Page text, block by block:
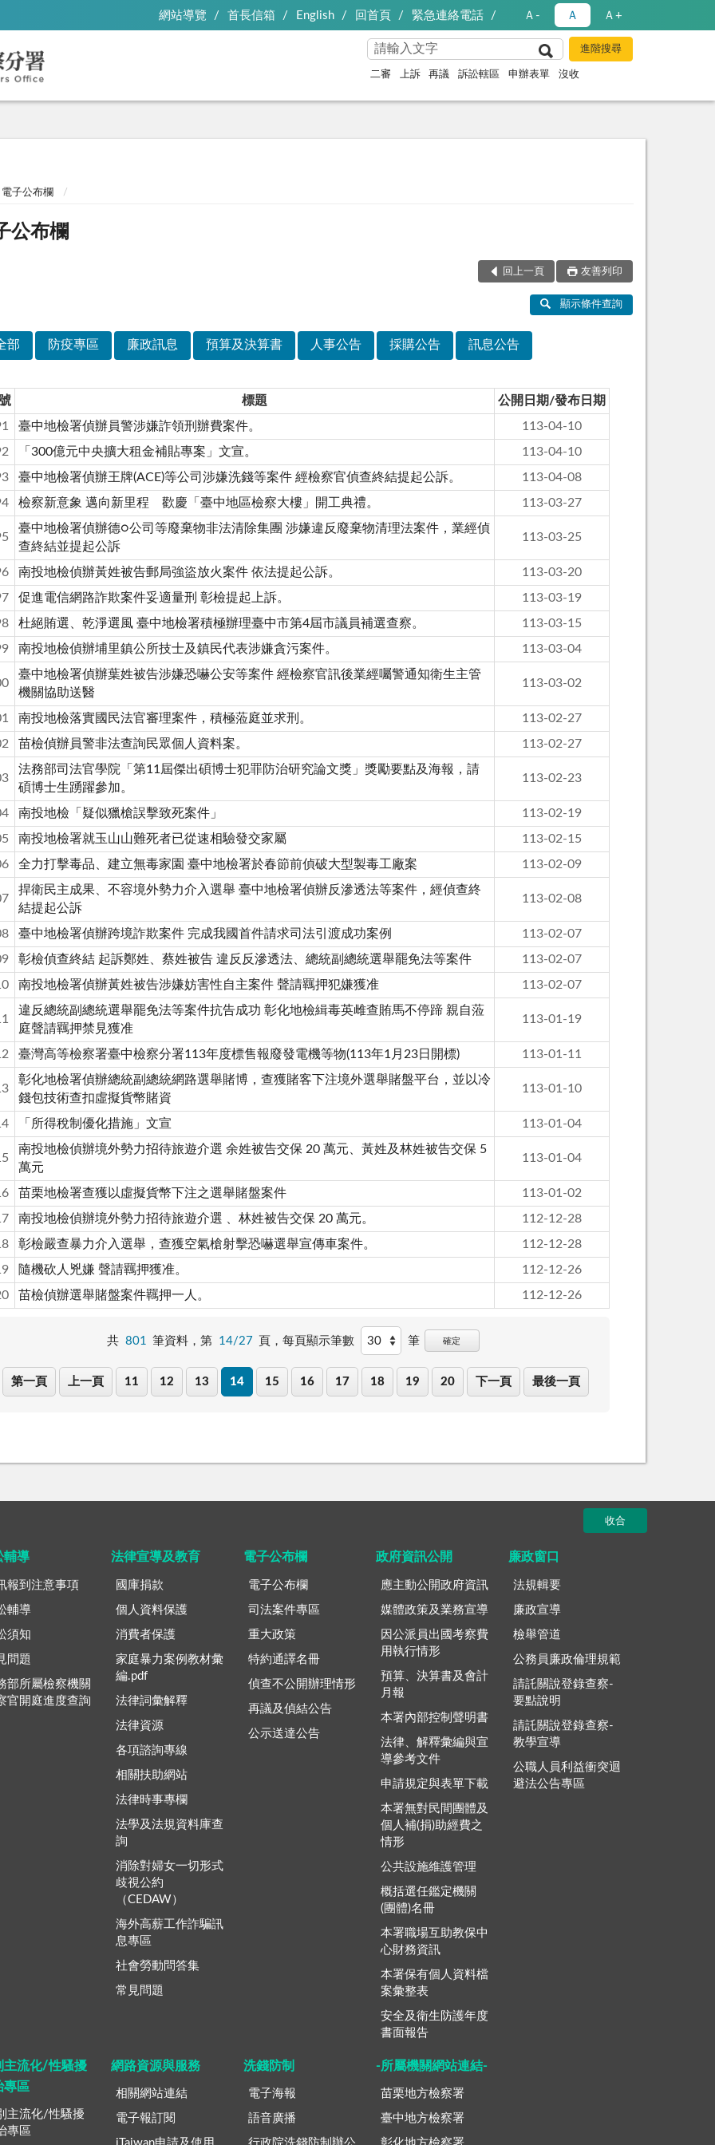
網站導覽 首長信箱 English 回首頁 緊急連絡電話 Ａ- Ａ Ａ+
二審 上訴 再議 訴訟轄區 申辦表單 沒收
電子公布欄
公布欄
回上一頁 友善列印
顯示條件查詢
部 防疫專區 廉政訊息 預算及決算書 人事公告 採購公告 訊息公告
標題
公開日期/發布日期
臺中地檢署偵辦員警涉嫌詐領刑辦費案件。
113-04-10
「300億元中央擴大租金補貼專案」文宣。
113-04-10
臺中地檢署偵辦王牌(ACE)等公司涉嫌洗錢等案件 經檢察官偵查終結提起公訴。
113-04-08
檢察新意象 邁向新里程 歡慶「臺中地區檢察大樓」開工典禮。 113-03-27
臺中地檢署偵辦德○公司等廢棄物非法清除集團 涉嫌違反廢棄物清理法案件，業經偵
查終結並提起公訴
113-03-25
南投地檢偵辦黃姓被告郵局強盜放火案件 依法提起公訴。
113-03-20
促進電信網路詐欺案件妥適量刑 彰檢提起上訴。
113-03-19
杜絕賄選、乾淨選風 臺中地檢署積極辦理臺中市第4屆市議員補選查察。
113-03-15
南投地檢偵辦埔里鎮公所技士及鎮民代表涉嫌貪污案件。 113-03-04
臺中地檢署偵辦葉姓被告涉嫌恐嚇公安等案件 經檢察官訊後業經囑警通知衛生主管
機關協助送醫
113-03-02
南投地檢落實國民法官審理案件，積極蒞庭並求刑。
113-02-27
苗檢偵辦員警非法查詢民眾個人資料案。 113-02-27
法務部司法官學院「第11屆傑出碩博士犯罪防治研究論文獎」獎勵要點及海報，請
碩博士生踴躍參加。
113-02-23
南投地檢「疑似獵槍誤擊致死案件」
113-02-19
南投地檢署就玉山山難死者已從速相驗發交家屬
113-02-15
全力打擊毒品、建立無毒家園 臺中地檢署於春節前偵破大型製毒工廠案 113-02-09
捍衛民主成果、不容境外勢力介入選舉 臺中地檢署偵辦反滲透法等案件，經偵查終
結提起公訴
113-02-08
臺中地檢署偵辦跨境詐欺案件 完成我國首件請求司法引渡成功案例
113-02-07
彰檢偵查終結 起訴鄭姓、蔡姓被告 違反反滲透法、總統副總統選舉罷免法等案件
113-02-07
南投地檢署偵辦黃姓被告涉嫌妨害性自主案件 聲請羈押犯嫌獲准 113-02-07
違反總統副總統選舉罷免法等案件抗告成功 彰化地檢緝毒英雌查賄馬不停蹄 親自蒞
庭聲請羈押禁見獲准
113-01-19
臺灣高等檢察署臺中檢察分署113年度標售報廢發電機等物(113年1月23日開標) 113-01-11
彰化地檢署偵辦總統副總統網路選舉賭博，查獲賭客下注境外選舉賭盤平台，並以冷
錢包技術查扣虛擬貨幣賭資
113-01-10
「所得稅制優化措施」文宣 113-01-04
南投地檢偵辦境外勢力招待旅遊介選 余姓被告交保 20 萬元、黃姓及林姓被告交保 5
萬元
113-01-04
苗栗地檢署查獲以虛擬貨幣下注之選舉賭盤案件
113-01-02
南投地檢偵辦境外勢力招待旅遊介選 、林姓被告交保 20 萬元。
112-12-28
彰檢嚴查暴力介入選舉，查獲空氣槍射擊恐嚇選舉宣傳車案件。
112-12-28
隨機砍人兇嫌 聲請羈押獲准。
112-12-26
苗檢偵辦選舉賭盤案件羈押一人。 112-12-26
共 801 筆資料，第 14/27 頁，每頁顯示筆數 筆 確定
第一頁 上一頁 11 12 13 14 15 16 17 18 19 20 下一頁 最後一頁
收合
輔導
報到注意事項
輔導
須知
問題
部所屬檢察機關
官開庭進度查詢
法律宣導及教育
國庫捐款
個人資料保護
消費者保護
家庭暴力案例教材彙
編.pdf
法律詞彙解釋
法律資源
各項諮詢專線
相關扶助網站
法律時事專欄
法學及法規資料庫查
詢
消除對婦女一切形式
歧視公約
（CEDAW）
海外高薪工作詐騙訊
息專區
社會勞動問答集
常見問題
電子公布欄
電子公布欄
司法案件專區
重大政策
特約通譯名冊
偵查不公開辦理情形
再議及偵結公告
公示送達公告
政府資訊公開
應主動公開政府資訊
媒體政策及業務宣導
因公派員出國考察費
用執行情形
預算、決算書及會計
月報
本署內部控制聲明書
法律、解釋彙編與宣
導參考文件
申請規定與表單下載
本署無對民間團體及
個人補(捐)助經費之
情形
公共設施維護管理
概括選任鑑定機關
(團體)名冊
本署職場互助教保中
心財務資訊
本署保有個人資料檔
案彙整表
安全及衛生防護年度
書面報告
廉政窗口
法規輯要
廉政宣導
檢舉管道
公務員廉政倫理規範
請託關說登錄查察-
要點說明
請託關說登錄查察-
教學宣導
公職人員利益衝突迴
避法公告專區
主流化/性騷擾
專區
主流化/性騷擾
專區
網路資源與服務
相關網站連結
電子報訂閱
洗錢防制
電子海報
語音廣播
-所屬機關網站連結-
苗栗地方檢察署
臺中地方檢察署